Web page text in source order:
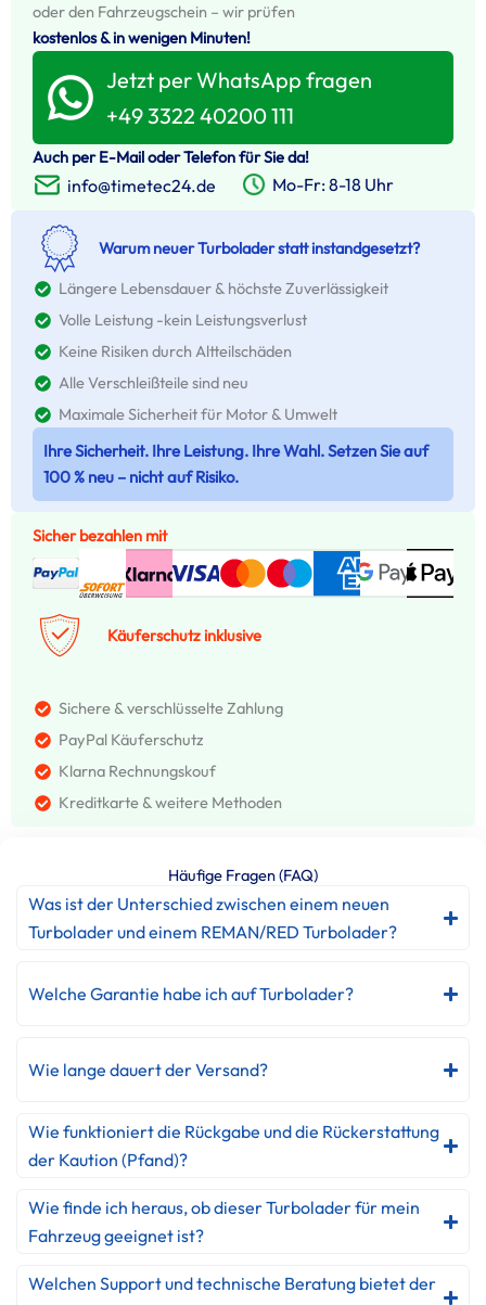
oder den Fahrzeugschein – wir prüfen
kostenlos & in wenigen Minuten!
Jetzt per WhatsApp fragen
+49 3322 40200 111
Auch per E-Mail oder Telefon für Sie da!
info@timetec24.de Mo-Fr: 8-18 Uhr
Warum neuer Turbolader statt instandgesetzt?
Längere Lebensdauer & höchste Zuverlässigkeit
Volle Leistung -kein Leistungsverlust
Keine Risiken durch Altteilschäden
Alle Verschleißteile sind neu
Maximale Sicherheit für Motor & Umwelt
Ihre Sicherheit. Ihre Leistung. Ihre Wahl. Setzen Sie auf
100 % neu – nicht auf Risiko.
Sicher bezahlen mit
Käuferschutz inklusive
Sichere & verschlüsselte Zahlung
PayPal Käuferschutz
Klarna Rechnungskouf
Kreditkarte & weitere Methoden
Häufige Fragen (FAQ)
Was ist der Unterschied zwischen einem neuen
Turbolader und einem REMAN/RED Turbolader?
Welche Garantie habe ich auf Turbolader?
Wie lange dauert der Versand?
Wie funktioniert die Rückgabe und die Rückerstattung
der Kaution (Pfand)?
Wie finde ich heraus, ob dieser Turbolader für mein
Fahrzeug geeignet ist?
Welchen Support und technische Beratung bietet der